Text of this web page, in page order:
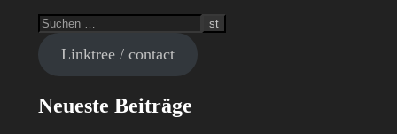
Linktree / contact
Neueste Beiträge